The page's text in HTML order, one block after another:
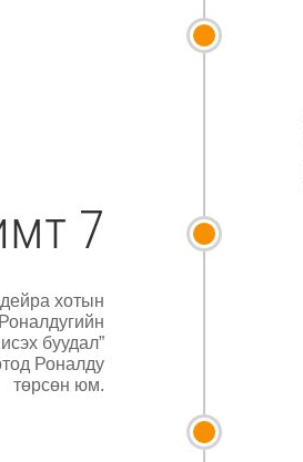
7
хотын
буудал”
Роналду
төрсөн юм.